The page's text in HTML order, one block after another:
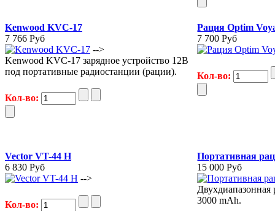
Kenwood KVC-17
7 766 Руб
-->
Kenwood KVC-17 зарядное устройство 12В
под портативные радиостанции (рации).
Кол-во:
Рация Optim
7 700 Руб
Кол-во:
Vector VT-44 H
6 830 Руб
-->
Кол-во:
Портативная
15 000 Руб
Двухдиапазонная
3000 mAh.